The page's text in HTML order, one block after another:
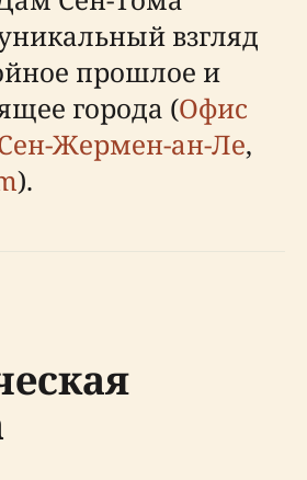
взгляд
прошлое и
города (Офис
Жермен-ан-Ле,
).